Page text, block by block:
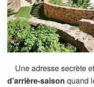
Une adresse secrète
d’arrière-saison quand